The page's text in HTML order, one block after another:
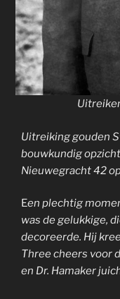
Uitreiking gouden
bouwkundig
Nieuwegracht 42
Een plechtig
was de gelukkige,
decoreerde. Hij
Three cheers voor
en Dr. Hamaker